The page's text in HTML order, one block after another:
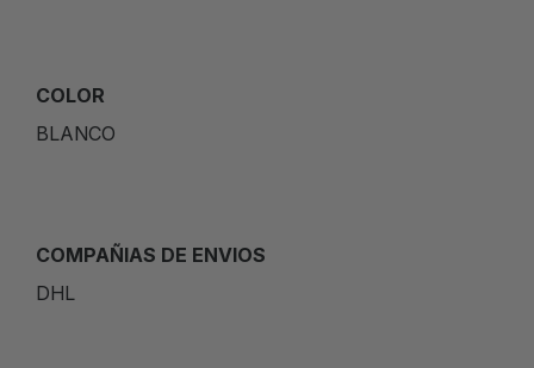
COLOR
BLANCO
COMPAÑIAS DE ENVIOS
DHL